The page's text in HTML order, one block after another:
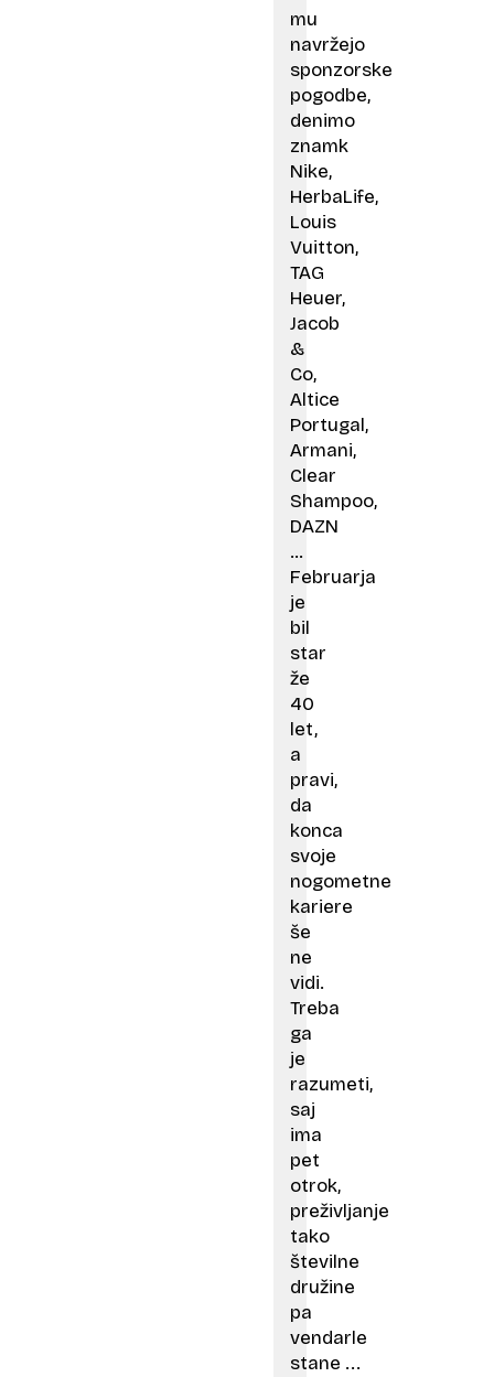
mu
navržejo
sponzorske
pogodbe,
denimo
znamk
Nike,
HerbaLife,
Louis
Vuitton,
TAG
Heuer,
Jacob
&
Co,
Altice
Portugal,
Armani,
Clear
Shampoo,
DAZN
…
Februarja
je
bil
star
že
40
let,
a
pravi,
da
konca
svoje
nogometne
kariere
še
ne
vidi.
Treba
ga
je
razumeti,
saj
ima
pet
otrok,
preživljanje
tako
številne
družine
pa
vendarle
stane ...